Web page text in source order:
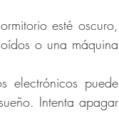
esté oscuro,
o una máquina
electrónicos puede
Intenta apagar